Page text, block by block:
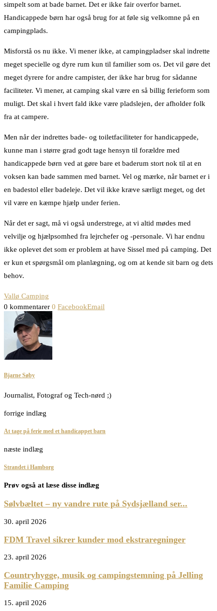
simpelt som at bade barnet. Det er ikke fair overfor barnet.
Handicappede børn har også brug for at føle sig velkomne på en
campingplads.
Misforstå os nu ikke. Vi mener ikke, at campingpladser skal indrette
meget specielle og dyre rum kun til familier som os. Det vil gøre det
meget dyrere for andre campister, der ikke har brug for sådanne
faciliteter. Vi mener, at camping skal være en så billig ferieform som
muligt. Det skal i hvert fald ikke være pladslejen, der afholder folk
fra at campere.
Men når der indrettes bade- og toiletfaciliteter for handicappede,
kunne man i større grad godt tage hensyn til forældre med
handicappede børn ved at gøre bare et baderum stort nok til at en
voksen kan bade sammen med barnet. Vel og mærke, når barnet er i
en badestol eller badeleje. Det vil ikke kræve særligt meget, og det
vil være en kæmpe hjælp under ferien.
Når det er sagt, må vi også understrege, at vi altid mødes med
velvilje og hjælpsomhed fra lejrchefer og -personale. Vi har endnu
ikke oplevet det som er problem at have Sissel med på camping. Det
er kun et spørgsmål om planlægning, og om at kende sit barn og dets
behov.
Vallø Camping
0 kommentarer 0 FacebookEmail
Bjarne Søby
Journalist, Fotograf og Tech-nørd ;)
forrige indlæg
At tage på ferie med et handicappet barn
næste indlæg
Strandet i Hamborg
Prøv også at læse disse indlæg
Sølvbæltet – ny vandre rute på Sydsjælland ser...
30. april 2026
FDM Travel sikrer kunder mod ekstraregninger
23. april 2026
Countryhygge, musik og campingstemning på Jelling
Familie Camping
15. april 2026